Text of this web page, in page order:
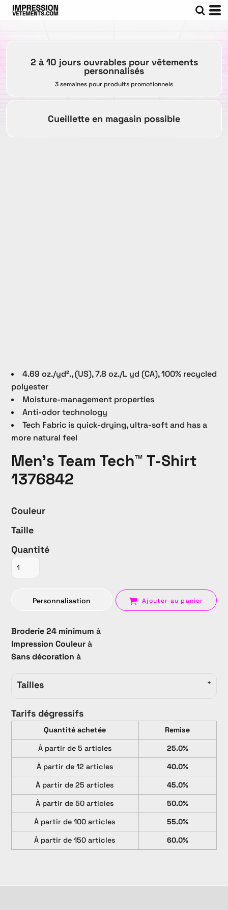
2 à 10 jours ouvrables pour vêtements
personnalisés
3 semaines pour produits promotionnels
Cueillette en magasin possible
4.69 oz./yd²., (US), 7.8 oz./L yd (CA), 100% recycled
polyester
Moisture-management properties
Anti-odor technology
Tech Fabric is quick-drying, ultra-soft and has a
more natural feel
Men's Team Tech™ T-Shirt
1376842
Couleur
Taille
Quantité
Personnalisation Ajouter au panier
Broderie 24 minimum à
Impression Couleurà
Sans décoration à
Tailles
Tarifs dégressifs
Quantité achetée
Remise
À partir de 5 articles
25.0%
À partir de 12 articles
40.0%
À partir de 25 articles
45.0%
À partir de 50 articles
50.0%
À partir de 100 articles
55.0%
À partir de 150 articles
60.0%